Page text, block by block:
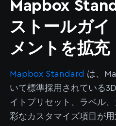
Mapbox
ストールガイ
メントを拡充
Mapbox Standard は、
いて標準採用されている
イトプリセット、ラベル
彩なカスタマイズ項目が